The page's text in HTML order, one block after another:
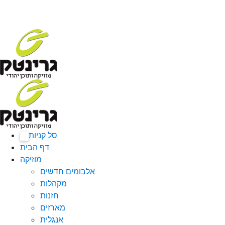
סל קניות
דף הבית
מוזיקה
אלבומים חדשים
מקהלות
חזנות
מארזים
אנגלית